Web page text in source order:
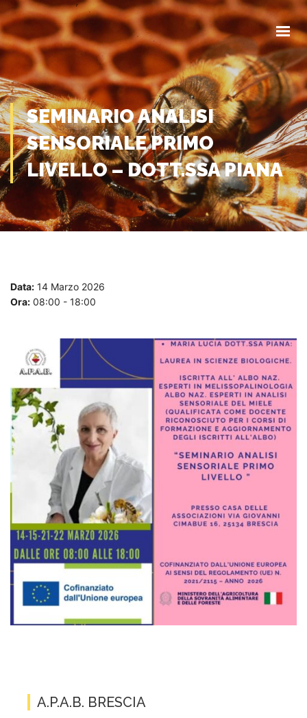
HOME
CHI SIAMO
COMUNICAZIONI
EVENTI
MODULISTICA
CONTATTI
SEMINARIO ANALISI
SENSORIALE PRIMO
LIVELLO – DOTT.SSA PIANA
Data: 14 Marzo 2026
Ora: 08:00 - 18:00
A.P.A.B. BRESCIA